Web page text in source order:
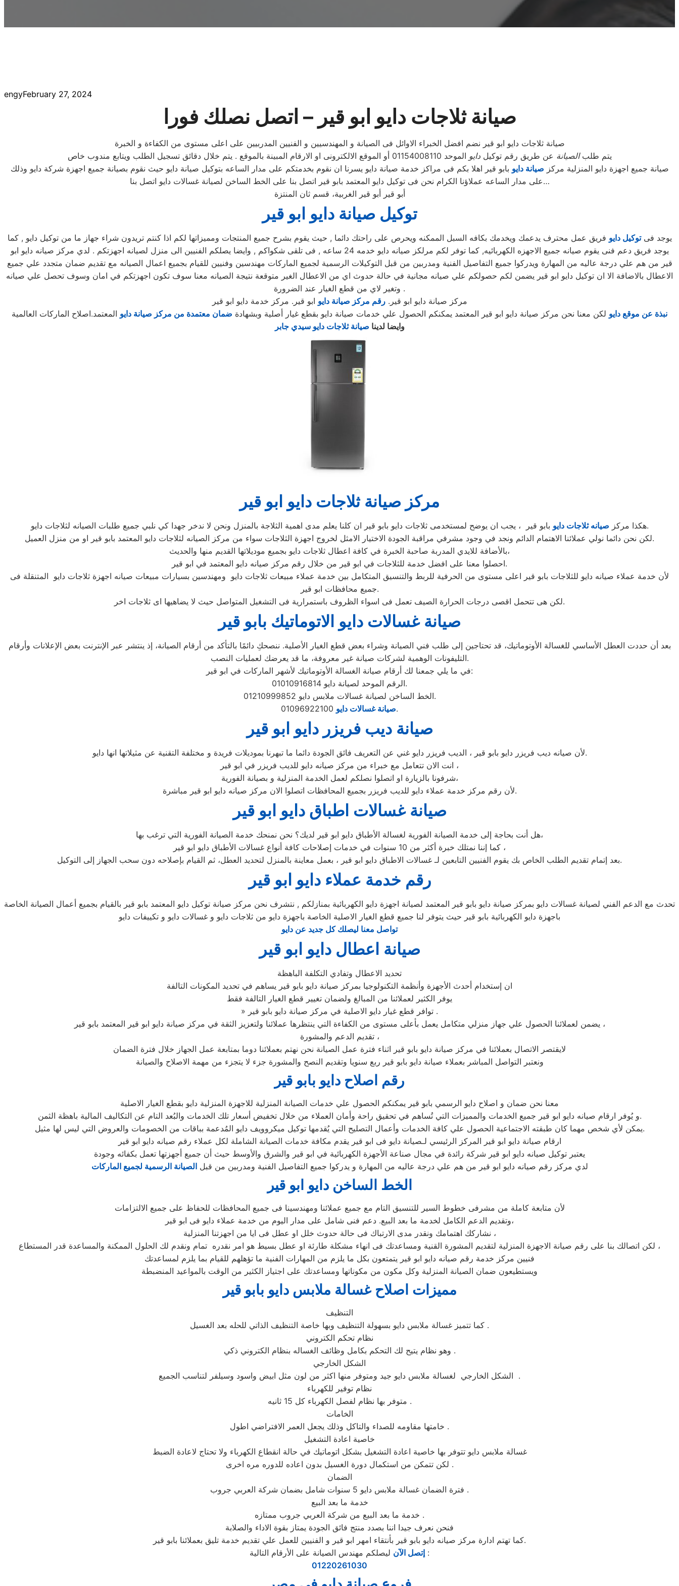
engyFebruary 27, 2024
صيانة ثلاجات دايو ابو قير – اتصل نصلك فورا
صيانة ثلاجات دايو ابو قير نضم افضل الخبراء الاوائل فى الصيانة و المهندسيين و الفنيين المدربيين على اعلى مستوى من الكفاءة و الخبرة
يتم طلبالصيانة عن طريق رقم توكيلدايو الموحد 01154008110 أو الموقع الالكترونى او الارقام المبينة بالموقع . يتم خلال دقائق تسجيل الطلب ويتابع مندوب خاص
صيانة جميع اجهزة دايو المنزلية مركز صيانة دايو بابو قير اهلا بكم فى مراكز خدمة صيانة دايو يسرنا ان نقوم بخدمتكم على مدار الساعه بتوكيل صيانة دايو حيث نقوم بصيانة جميع اجهزة شركة دايو وذلك
على مدار الساعه عملاؤنا الكرام نحن فى توكيل دايو المعتمد بابو قير اتصل بنا على الخط الساخن لصيانة غسالات دايو اتصل بنا…
أبو قير أبو قير الغربية، قسم ثان المنتزة
توكيل صيانة دايو ابو قير
يوجد فىتوكيل دايو فريق عمل محترف يدعمك ويخدمك بكافه السبل الممكنه ويحرص على راحتك دائما , حيث يقوم بشرح جميع المنتجات ومميزاتها لكم اذا كنتم تريدون شراء جهاز ما من توكيل دايو , كما
يوجد فريق دعم فنى يقوم صيانه جميع الاجهزه الكهربائيه, كما توفر لكم مرلكز صيانه دايو خدمه 24 ساعه , فى تلقى شكواكم , وايضا يصلكم الفنيين الى منزل لصيانه اجهزتكم . لدي مركز صيانه دايو ابو
قير من هم علي درجة عاليه من المهارة ويدركوا جميع التفاصيل الفنية ومدربين من قبل التوكيلات الرسمية لجميع الماركات مهندسين وفنيين للقيام بجميع اعمال الصيانه مع تقديم ضمان متجدد علي جميع
الاعطال بالاضافة الا ان توكيل دايو ابو قير يضمن لكم حصولكم علي صيانه مجانية في حالة حدوث اي من الاعطال الغير متوقعة نتيجة الصيانه معنا سوف تكون اجهزتكم في امان وسوف تحصل علي صيانه
وتغير لاي من قطع الغيار عند الضرورة .
مركز صيانة دايو ابو قير.رقم مركز صيانة دايو ابو قير. مركز خدمة دايو ابو قير
نبذة عن موقع دايو لكن معنا نحن مركز صيانة دايو ابو قير المعتمد يمكنكم الحصول علي خدمات صيانة دايو بقطع غيار أصلية وبشهادة ضمان معتمدة من مركز صيانة دايو المعتمد.اصلاح الماركات العالمية
وايضا لدينا صيانة ثلاجات دايو سيدي جابر
مركز صيانة ثلاجات دايو ابو قير
هكذا مركز صيانه ثلاجات دايو
بابو قير ، يجب ان يوضح لمستخدمى ثلاجات دايو بابو قير ان كلنا يعلم مدى اهمية الثلاجة بالمنزل ونحن لا ندخر جهدا كي نلبي جميع طلبات الصيانه لثلاجات دايو.
لكن نحن دائما نولي عملائنا الاهتمام الدائم ونجد في وجود مشرفي مراقبة الجودة الاختيار الامثل لخروج اجهزة الثلاجات سواء من مركز الصيانه لثلاجات دايو المعتمد بابو قير او من منزل العميل.
بالأضافة للايدي المدربة صاحبة الخبرة في كافة اعطال ثلاجات دايو بجميع موديلاتها القديم منها والحديث،
احصلوا معنا على افضل خدمة للثلاجات في ابو قير من خلال رقم مركز صيانه دايو المعتمد في ابو قير.
لأن خدمة عملاء صيانه دايو للثلاجات بابو قير اعلى مستوى من الحرفية للربط والتنسيق المتكامل بين خدمة عملاء مبيعات ثلاجات دايو ومهندسين بسيارات مبيعات صيانه اجهزة ثلاجات دايو المتنقلة فى
جميع محافظات ابو قير.
لكن هى تتحمل اقصى درجات الحرارة الصيف تعمل فى اسواء الظروف باستمرارية فى التشغيل المتواصل حيث لا يضاهيها اى ثلاجات اخر.
صيانة غسالات دايو الاتوماتيك بابو قير
بعد أن حددت العطل الأساسي للغسالة الأوتوماتيك، قد تحتاجين إلى طلب فني الصيانة وشراء بعض قطع الغيار الأصلية. ننصحكِ دائمًا بالتأكد من أرقام الصيانة، إذ ينتشر عبر الإنترنت بعض الإعلانات وأرقام
التليفونات الوهمية لشركات صيانة غير معروفة، ما قد يعرضك لعمليات النصب.
في ما يلي جمعنا لك أرقام صيانة الغسالة الأوتوماتيك لأشهر الماركات في ابو قير:
الرقم الموحد لصيانة دايو 01010916814.
الخط الساخن لصيانة غسالات ملابس دايو 01210999852.
صيانة غسالات دايو01096922100.
صيانة ديب فريزر دايو ابو قير
لأن صيانه ديب فريزر دايو بابو قير ، الديب فريزر دايو غني عن التعريف فائق الجودة دائما ما تبهرنا بموديلات فريدة و مختلفة التقنية عن مثيلاتها انها دايو.
انت الان تتعامل مع خبراء من مركز صيانه دايو للديب فريزر في ابو قير ،
شرفونا بالزيارة او اتصلوا نصلكم لعمل الخدمة المنزلية و بصيانة الفورية،
لأن رقم مركز خدمة عملاء دايو للديب فريزر بجميع المحافظات اتصلوا الان مركز صيانه دايو ابو قير مباشرة.
صيانة غسالات اطباق دايو ابو قير
هل أنت بحاجة إلى خدمة الصيانة الفورية لغسالة الأطباق دايو ابو قير لديك؟ نحن نمنحك خدمة الصيانة الفورية التي ترغب بها،
كما إننا نمتلك خبرة أكثر من 10 سنوات في خدمات إصلاحات كافة أنواع غسالات الأطباق دايو ابو قير ،
بعد إتمام تقديم الطلب الخاص بك يقوم الفنيين التابعين لـ غسالات الاطباق دايو ابو قير ، بعمل معاينة بالمنزل لتحديد العطل، ثم القيام بإصلاحه دون سحب الجهاز إلى التوكيل.
رقم خدمة عملاء دايو ابو قير
تحدث مع الدعم الفني لصيانة غسالات دايو بمركز صيانة دايو بابو قير المعتمد لصيانة اجهزة دايو الكهربائية بمنازلكم , نتشرف نحن مركز صيانة توكيل دايو المعتمد بابو قير بالقيام بجميع أعمال الصيانة الخاصة
باجهزة دايو الكهربائية بابو قير حيث يتوفر لنا جميع قطع الغيار الاصلية الخاصة باجهزة دايو من ثلاجات دايو و غسالات دايو و تكييفات دايو
تواصل معنا ليصلك كل جديد عن دايو
صيانة اعطال دايو ابو قير
تحديد الاعطال وتفادي التكلفة الباهظة
ان إستخدام أحدث الأجهزة وأنظمة التكنولوجيا بمركز صيانة دايو بابو قير يساهم في تحديد المكونات التالفة
يوفر الكثير لعملائنا من المبالغ ولضمان تغيير قطع الغيار التالفة فقط
» توافر قطع غيار دايو الاصلية في مركز صيانة دايو بابو قير .
يضمن لعملائنا الحصول علي جهاز منزلي متكامل يعمل بأعلى مستوى من الكفاءة التي ينتظرها عملائنا ولتعزيز الثقة في مركز صيانة دايو ابو قير المعتمد بابو قير ،
تقديم الدعم والمشورة ،
لايقتصر الاتصال بعملائنا في مركز صيانة دايو بابو قير اثناء فترة عمل الصيانة نحن نهتم بعملائنا دوما بمتابعة عمل الجهاز خلال فترة الضمان
ونعتبر التواصل المباشر بعملاء صيانة دايو بابو قير ربع سنويا وتقديم النصح والمشورة جزء لا يتجزء من مهمة الاصلاح والصيانة
رقم اصلاح دايو بابو قير
معنا نحن ضمان و اصلاح دايو الرسمي بابو قير يمكنكم الحصول علي خدمات الصيانة المنزلية للاجهزة المنزلية دايو بقطع الغيار الاصلية
و يُوفر ارقام صيانه دايو ابو قير جميع الخدمات والمميزات التي تُساهم في تحقيق راحة وأمان العملاء من خلال تخفيض أسعار تلك الخدمات والبُعد التام عن التكاليف المالية باهظة الثمن.
يمكن لأي شخص مهما كان طبقته الاجتماعية الحصول علي كافة الخدمات وأعمال التصليح التي يُقدمها توكيل ميكروويف دايو المُدعمة بباقات من الخصومات والعروض التي ليس لها مثيل.
ارقام صيانة دايو ابو قير المركز الرئيسي لـصيانة دايو فى ابو قير يقدم مكافة خدمات الصيانة الشاملة لكل عملاء رقم صيانه دايو ابو قير
يعتبر توكيل صيانه دايو ابو قير شركة رائدة في مجال صناعة الأجهزة الكهربائية في ابو قير والشرق والأوسط حيث أن جميع أجهزتها تعمل بكفائه وجودة
لدي مركز رقم صيانه دايو ابو قير من هم علي درجة عاليه من المهارة و يدركوا جميع التفاصيل الفنية ومدربين من قبلالصيانة الرسمية لجميع الماركات
الخط الساخن دايو ابو قير
لأن متابعة كاملة من مشرفى خطوط السير للتنسيق التام مع جميع عملائنا ومهندسينا فى جميع المحافظات للحفاظ على جميع الالتزامات
وتقديم الدعم الكامل لخدمة ما بعد البيع. دعم فنى شامل على مدار اليوم من خدمة عملاء دايو فى ابو قير،
نشاركك اهتمامك ونقدر مدى الارتباك فى حالة حدوث خلل او عطل فى ايا من اجهزتنا المنزلية ،
لكن اتصالك بنا على رقم صيانة الاجهزة المنزلية لتقديم المشورة القنية ومساعدتك فى انهاء مشكلة طارئة او عطل بسيط هو امر نقدره تمام ونقدم لك الحلول الممكنة والمساعدة قدر المستطاع ،
فنيين مركز خدمة رقم صيانه دايو ابو قير يتمتعون بكل ما يلزم من المهارات الفنية ما تؤهلهم للقيام بما يلزم لمساعدتك
ويستطيعون ضمان الصيانة المنزلية وكل مكون من مكوناتها ومساعدتك على اجتياز الكثير من الوقت بالمواعيد المنضبطة
مميزات اصلاح غسالة ملابس دايو بابو قير
التنظيف
كما تتميز غسالة ملابس دايو بسهولة التنظيف وبها خاصة التنظيف الذاتي للحله بعد الغسيل .
نظام تحكم الكتروني
وهو نظام يتيح لك التحكم بكامل وظائف الغساله بنظام الكتروني ذكي .
الشكل الخارجي
الشكل الخارجي لغسالة ملابس دايو جيد ومتوفر منها اكثر من لون مثل ابيض واسود وسيلفر لتناسب الجميع .
نظام توفير للكهرباء
متوفر بها نظام لفصل الكهرباء كل 15 ثانيه .
الخامات
خامتها مقاومه للصداء والتاكل وذلك يجعل العمر الافتراضي اطول .
خاصية اعادة التشغيل
غسالة ملابس دايو تتوفر بها خاصية اعادة التشغيل بشكل اتوماتيك في حالة انقطاع الكهرباء ولا تحتاج لاعادة الضبط
لكن تتمكن من استكمال دورة الغسيل بدون اعاده للدوره مره اخرى .
الضمان
فترة الضمان غسالة ملابس دايو 5 سنوات شامل بضمان شركة العربي جروب .
خدمة ما بعد البيع
خدمة ما بعد البيع من شركة العربي جروب ممتازه .
فنحن نعرف جيدا اننا بصدد منتج فائق الجودة يمتاز بقوة الاداء والصلابة
كما تهتم ادارة مركز صيانه دايو بابو قير بأنتقاء امهر ابو قير و الفنيين للعمل علي تقديم خدمة تليق بعملائنا بابو قير.
إتصل الآن ليصلكم مهندس الصيانة على الأرقام التالية :
01220261030